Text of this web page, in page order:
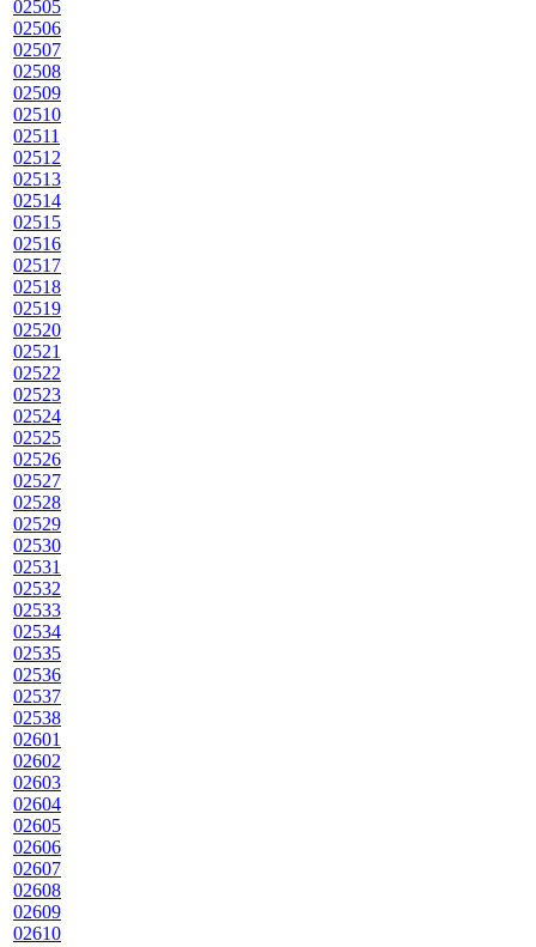
02505
02506
02507
02508
02509
02510
02511
02512
02513
02514
02515
02516
02517
02518
02519
02520
02521
02522
02523
02524
02525
02526
02527
02528
02529
02530
02531
02532
02533
02534
02535
02536
02537
02538
02601
02602
02603
02604
02605
02606
02607
02608
02609
02610